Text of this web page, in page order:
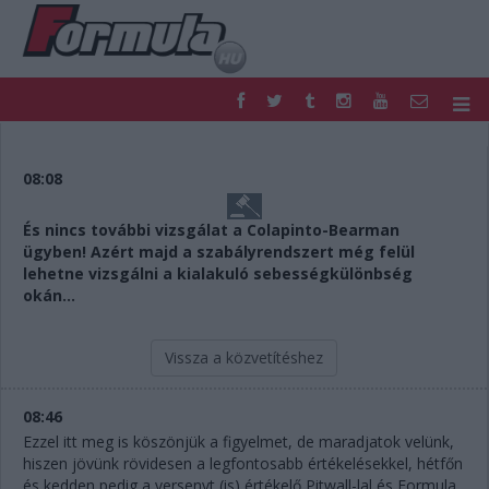
FORMULA
RETRO
EGYÉB
PODCAST
SHOP
LIVE
TIPPJÁTÉK
DIGITÁLIS MAGAZIN
08:08
És nincs további vizsgálat a Colapinto-Bearman
ügyben! Azért majd a szabályrendszert még felül
lehetne vizsgálni a kialakuló sebességkülönbség
okán...
Vissza a közvetítéshez
08:46
Ezzel itt meg is köszönjük a figyelmet, de maradjatok velünk,
hiszen jövünk rövidesen a legfontosabb értékelésekkel, hétfőn